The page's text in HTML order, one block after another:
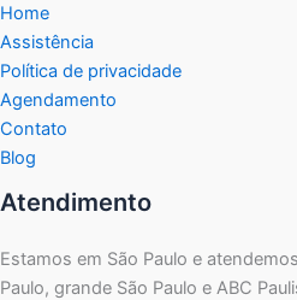
Home
Assistência
Política de privacidade
Agendamento
Contato
Blog
Atendimento
Estamos em São Paulo e
Paulo, grande São Paulo e ABC